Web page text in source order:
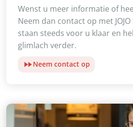
Wenst u meer informatie of
Neem dan contact op met JOJO
staan steeds voor u klaar en
glimlach verder.
Neem contact op